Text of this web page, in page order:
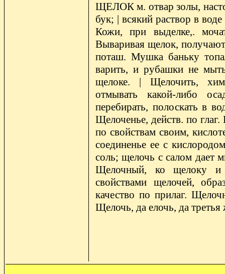
ЩЕЛОК м. отвар золы,
бук; | всякий раствор в
Кожи, при выделке,.
Вываривая щелок,
поташ. Мушка баньку
варить, и рубашки не
щелоке. | Щелочить,
отмывать какой-либо
перебирать, полоскать в
Щелоченье, действ. по
по свойствам своим,
соединенье ее с
соль; щелочь с салом дает
Щелочный, ко щелоку и
свойствами щелочей,
качество по прилаг.
Щелочь, да елочь, да